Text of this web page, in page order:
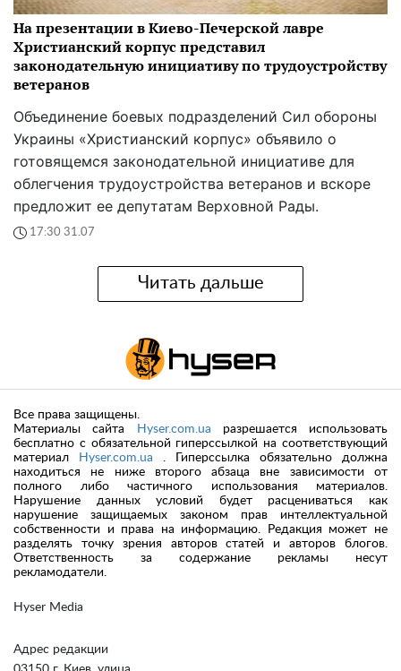
На презентации в Киево-Печерской лавре
Христианский корпус представил
законодательную инициативу по трудоустройству
ветеранов
Объединение боевых подразделений Сил обороны
Украины «Христианский корпус» объявило о
готовящемся законодательной инициативе для
облегчения трудоустройства ветеранов и вскоре
предложит ее депутатам Верховной Рады.
17:30 31.07
Читать дальше
Hyser Media
Адрес редакции
Все права защищены.
Материалы сайта
Hyser.com.ua разрешается использовать
бесплатно с обязательной гиперссылкой на соответствующий
материал
Hyser.com.ua . Гиперссылка обязательно должна
находиться не ниже второго абзаца вне зависимости от
полного либо частичного использования материалов.
Нарушение данных условий будет расцениваться как
нарушение защищаемых законом прав интеллектуальной
собственности и права на информацию. Редакция может не
разделять точку зрения авторов статей и авторов блогов.
Ответственность за содержание рекламы несут
рекламодатели.